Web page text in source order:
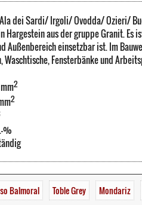
dei Sardi/ Irgoli/ Ovodda/ Ozieri/
Hargestein aus der gruppe Granit. Es
Außenbereich einsetzbar ist. Im
Waschtische, Fensterbänke und
2
2
%
Balmoral Toble Grey Mondariz